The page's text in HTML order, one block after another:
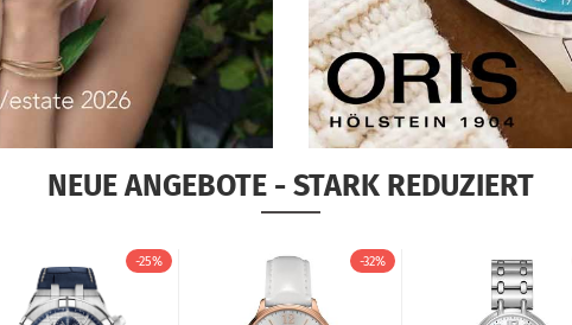
NEUE ANGEBOTE - STARK REDUZIERT
-25% -32%